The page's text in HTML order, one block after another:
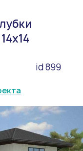
id 899